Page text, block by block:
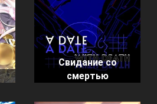
Свидание со
смертью